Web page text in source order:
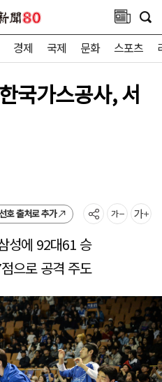
경제 국제 문화 스포츠
국가스공사, 서
호 출처로 추가
성에 92대61 승
으로 공격 주도